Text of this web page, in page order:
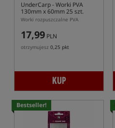
UnderCarp- Worki PVA
130mm x 60mm 25 szt.
Worki rozpuszczalne PVA
17,99 PLN
otrzymujesz 0,25 pkt
KUP
Bestseller!